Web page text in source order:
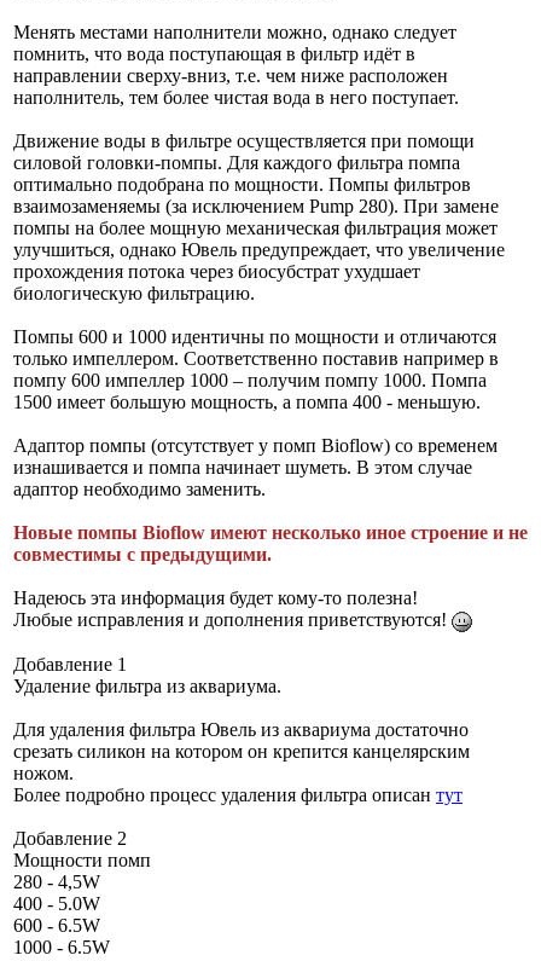
Менять местами наполнители можно, однако следует
помнить, что вода поступающая в фильтр идёт в
направлении сверху-вниз, т.е. чем ниже расположен
наполнитель, тем более чистая вода в него поступает.
Движение воды в фильтре осуществляется при помощи
силовой головки-помпы. Для каждого фильтра помпа
оптимально подобрана по мощности. Помпы фильтров
взаимозаменяемы (за исключением Pump 280). При замене
помпы на более мощную механическая фильтрация может
улучшиться, однако Ювель предупреждает, что увеличение
прохождения потока через биосубстрат ухудшает
биологическую фильтрацию.
Помпы 600 и 1000 идентичны по мощности и отличаются
только импеллером. Соответственно поставив например в
помпу 600 импеллер 1000 – получим помпу 1000. Помпа
1500 имеет большую мощность, а помпа 400 - меньшую.
Адаптор помпы (отсутствует у помп Bioflow) со временем
изнашивается и помпа начинает шуметь. В этом случае
адаптор необходимо заменить.
Новые помпы Bioflow имеют несколько иное строение и не
совместимы с предыдущими.
Надеюсь эта информация будет кому-то полезна!
Любые исправления и дополнения приветствуются!
Добавление 1
Удаление фильтра из аквариума.
Для удаления фильтра Ювель из аквариума достаточно
срезать силикон на котором он крепится канцелярским
ножом.
Более подробно процесс удаления фильтра описан тут
Добавление 2
Мощности помп
280 - 4,5W
400 - 5.0W
600 - 6.5W
1000 - 6.5W